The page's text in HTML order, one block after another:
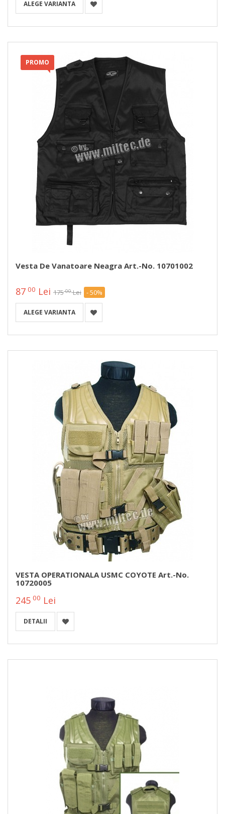
ALEGE VARIANTA
PROMO
Vesta De Vanatoare Neagra Art.-No. 10701002
87 00 Lei 17500 Lei - 50%
ALEGE VARIANTA
VESTA OPERATIONALA USMC COYOTE Art.-No.
10720005
245 00 Lei
DETALII